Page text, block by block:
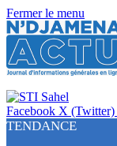
Fermer le menu
Facebook X (Twitter)
TENDANCE